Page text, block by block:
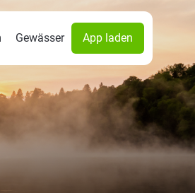
Gewässer App laden